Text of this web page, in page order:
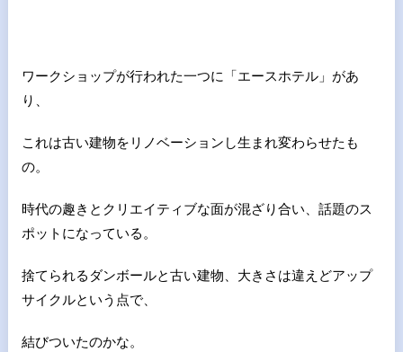
ワークショップが行われた一つに「エースホテル」があ
り、
これは古い建物をリノベーションし生まれ変わらせたも
の。
時代の趣きとクリエイティブな面が混ざり合い、話題のス
ポットになっている。
捨てられるダンボールと古い建物、大きさは違えどアップ
サイクルという点で、
結びついたのかな。